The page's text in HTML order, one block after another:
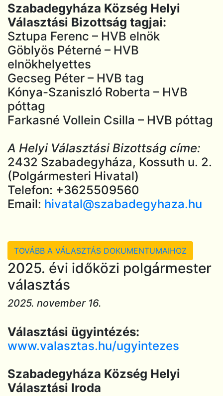
Szabadegyháza Község Helyi
Választási Bizottság tagjai:
Sztupa Ferenc – HVB elnök
Göblyös Péterné – HVB
elnökhelyettes
Gecseg Péter – HVB tag
Kónya-Szaniszló Roberta – HVB
póttag
Farkasné Vollein Csilla – HVB póttag
A Helyi Választási Bizottság címe:
2432 Szabadegyháza, Kossuth u. 2.
(Polgármesteri Hivatal)
Telefon: +3625509560
Email: hivatal@szabadegyhaza.hu
TOVÁBB A VÁLASZTÁS DOKUMENTUMAIHOZ
2025. évi időközi polgármester
választás
2025. november 16.
Választási ügyintézés:
www.valasztas.hu/ugyintezes
Szabadegyháza Község Helyi
Választási Iroda